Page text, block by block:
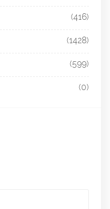
(416)
(1428)
(599)
(0)